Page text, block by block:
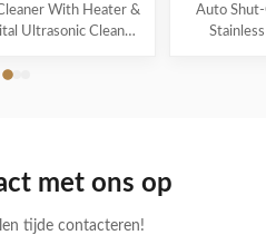
With Heater &
Ultrasonic Cleaner
suitable for a
and hard-to-reach
Auto
met ons op
tijde contacteren!